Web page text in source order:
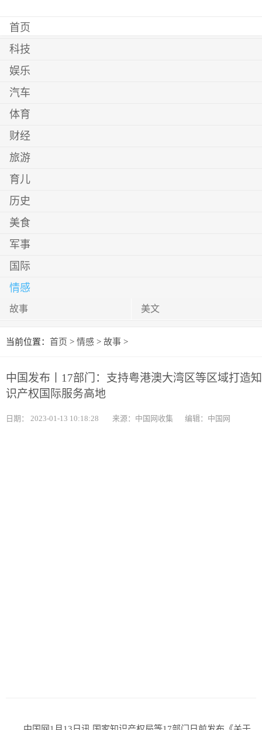
首页
科技
娱乐
汽车
体育
财经
旅游
育儿
历史
美食
军事
国际
情感
故事 美文
当前位置： 首页 > 情感 > 故事 >
中国发布丨17部门：支持粤港澳大湾区等区域打造知
识产权国际服务高地
日期： 2023-01-13 10:18:28 来源：中国网收集 编辑：中国网